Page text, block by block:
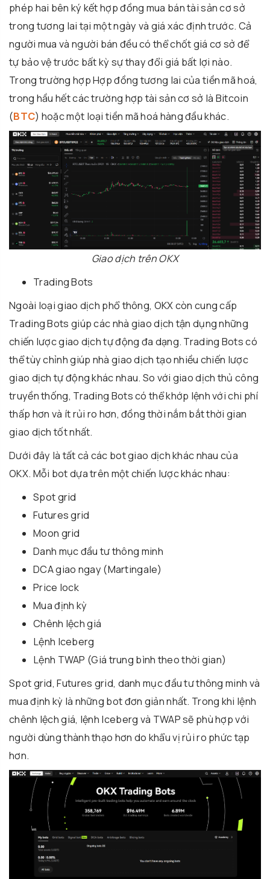
phép hai bên ký kết hợp đồng mua bán tài sản cơ sở
trong tương lai tại một ngày và giá xác định trước. Cả
người mua và người bán đều có thể chốt giá cơ sở để
tự bảo vệ trước bất kỳ sự thay đổi giá bất lợi nào.
Trong trường hợp Hợp đồng tương lai của tiền mã hoá,
trong hầu hết các trường hợp tài sản cơ sở là Bitcoin
(BTC) hoặc một loại tiền mã hoá hàng đầu khác.
Giao dịch trên OKX
Trading Bots
Ngoài loại giao dịch phổ thông, OKX còn cung cấp
Trading Bots giúp các nhà giao dịch tận dụng những
chiến lược giao dịch tự động đa dạng. Trading Bots có
thể tùy chỉnh giúp nhà giao dịch tạo nhiều chiến lược
giao dịch tự động khác nhau. So với giao dịch thủ công
truyền thống, Trading Bots có thể khớp lệnh với chi phí
thấp hơn và ít rủi ro hơn, đồng thời nắm bắt thời gian
giao dịch tốt nhất.
Dưới đây là tất cả các bot giao dịch khác nhau của
OKX. Mỗi bot dựa trên một chiến lược khác nhau:
Spot grid
Futures grid
Moon grid
Danh mục đầu tư thông minh
DCA giao ngay (Martingale)
Price lock
Mua định kỳ
Chênh lệch giá
Lệnh Iceberg
Lệnh TWAP (Giá trung bình theo thời gian)
Spot grid, Futures grid, danh mục đầu tư thông minh và
mua định kỳ là những bot đơn giản nhất. Trong khi lệnh
chênh lệch giá, lệnh Iceberg và TWAP sẽ phù hợp với
người dùng thành thạo hơn do khẩu vị rủi ro phức tạp
hơn.